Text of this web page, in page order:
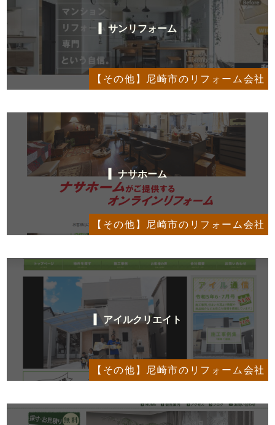
【その他】尼崎市のリフォーム会社
サンリフォーム
【その他】尼崎市のリフォーム会社
ナサホーム
【その他】尼崎市のリフォーム会社
アイルクリエイト